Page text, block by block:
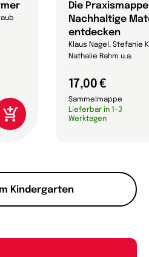
Kindergarten
Die
Nachhaltige
entdecken
Klaus Nagel, Stefanie
Nathalie Rahm u.a.
17,00 €
Sammelmappe
Lieferbar in 1-3
Werktagen